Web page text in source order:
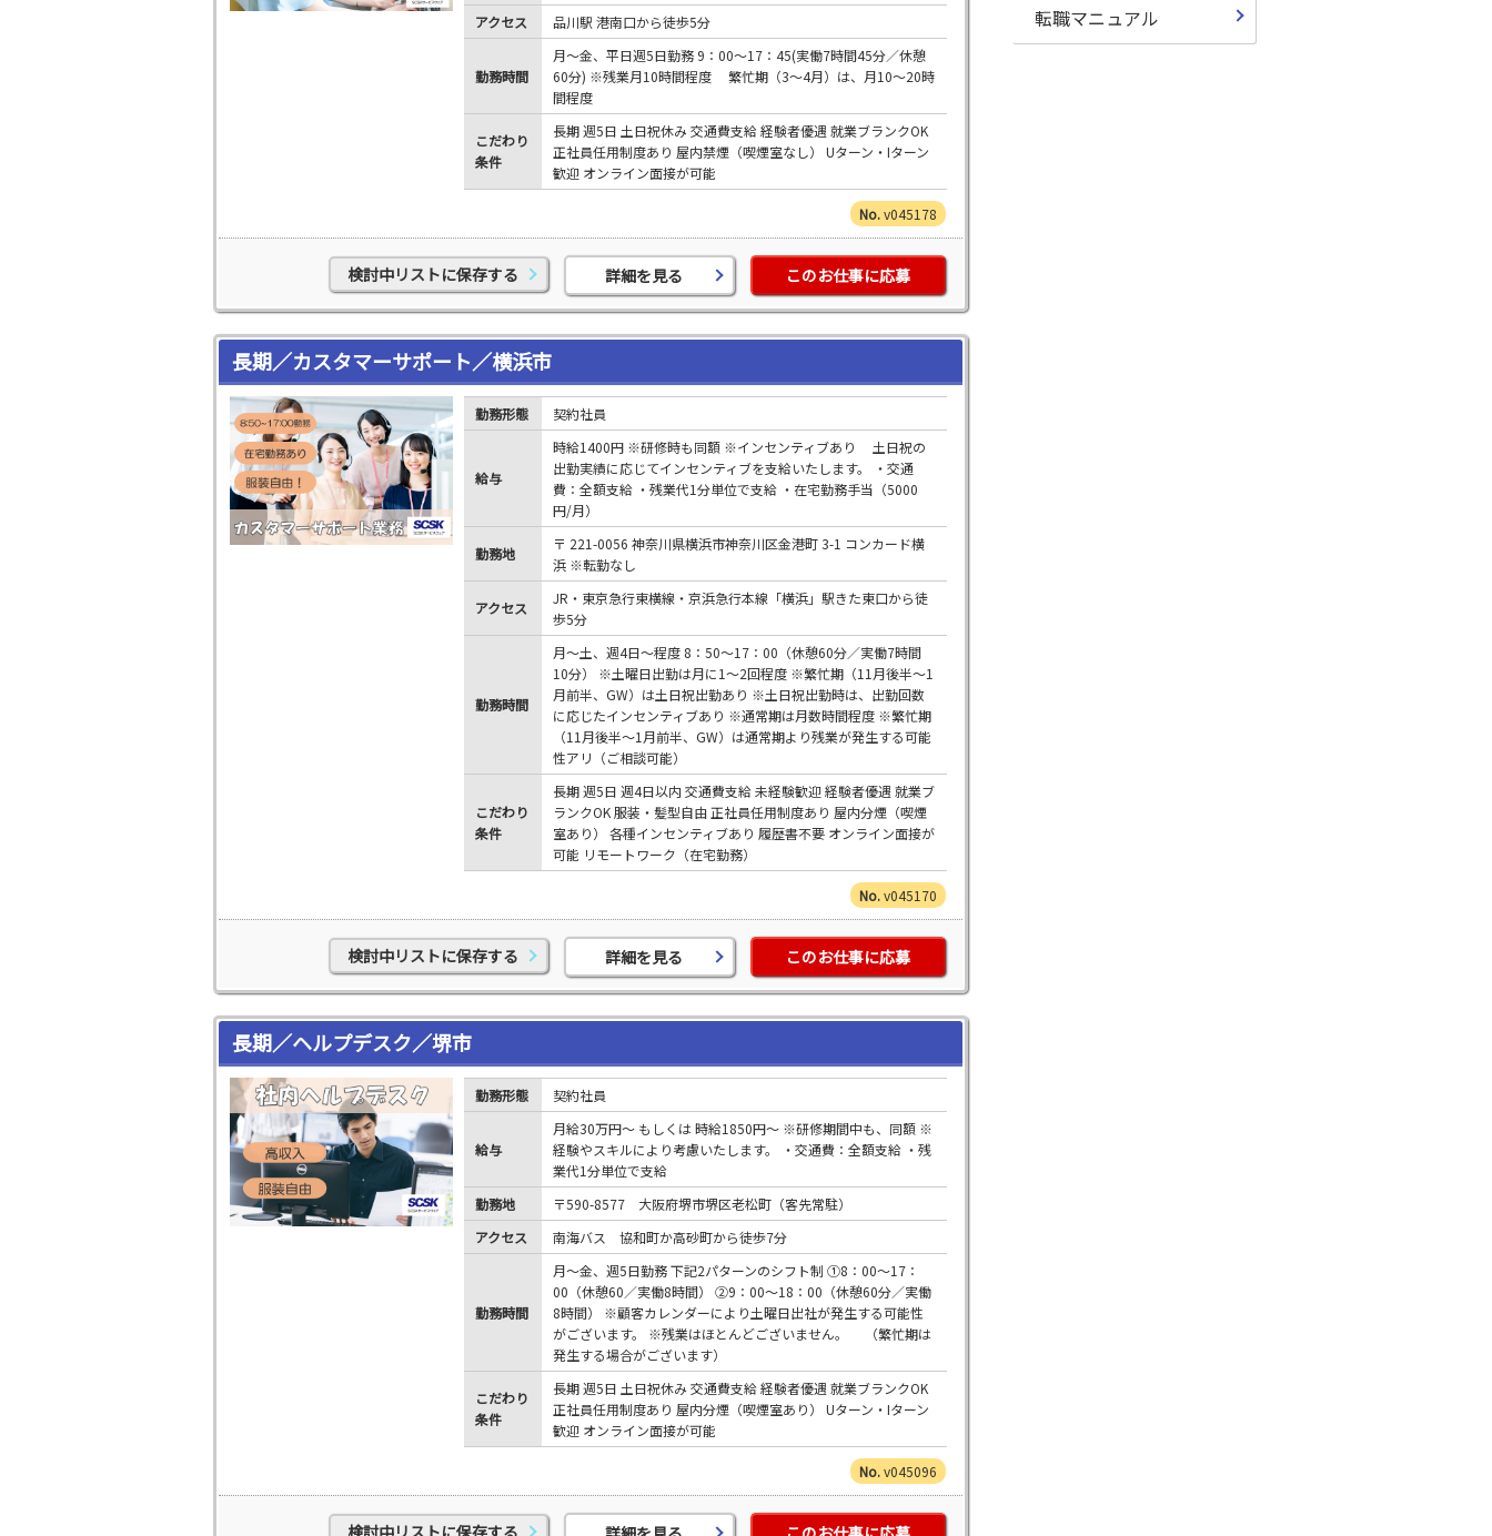
アクセス
品川駅 港南口から徒歩5分
勤務時間
月～金、平日週5日勤務 9：00～17：45(実働7時間45分／休憩
60分) ※残業月10時間程度 繁忙期（3～4月）は、月10～20時
間程度
こだわり
条件
長期 週5日 土日祝休み 交通費支給 経験者優遇 就業ブランクOK
正社員任用制度あり 屋内禁煙（喫煙室なし） Uターン・Iターン
歓迎 オンライン面接が可能
v045178
検討中リストに保存する 詳細を見る このお仕事に応募
長期／カスタマーサポート／横浜市
勤務形態 契約社員
給与
時給1400円 ※研修時も同額 ※インセンティブあり 土日祝の
出勤実績に応じてインセンティブを支給いたします。 ・交通
費：全額支給 ・残業代1分単位で支給 ・在宅勤務手当（5000
円/月）
勤務地
〒 221-0056 神奈川県横浜市神奈川区金港町 3-1 コンカード横
浜 ※転勤なし
アクセス
JR・東京急行東横線・京浜急行本線「横浜」駅きた東口から徒
歩5分
勤務時間
月～土、週4日～程度 8：50～17：00（休憩60分／実働7時間
10分） ※土曜日出勤は月に1～2回程度 ※繁忙期（11月後半～1
月前半、GW）は土日祝出勤あり ※土日祝出勤時は、出勤回数
に応じたインセンティブあり ※通常期は月数時間程度 ※繁忙期
（11月後半～1月前半、GW）は通常期より残業が発生する可能
性アリ（ご相談可能）
こだわり
条件
長期 週5日 週4日以内 交通費支給 未経験歓迎 経験者優遇 就業ブ
ランクOK 服装・髪型自由 正社員任用制度あり 屋内分煙（喫煙
室あり） 各種インセンティブあり 履歴書不要 オンライン面接が
可能 リモートワーク（在宅勤務）
v045170
検討中リストに保存する 詳細を見る このお仕事に応募
長期／ヘルプデスク／堺市
勤務形態 契約社員
給与
月給30万円～ もしくは 時給1850円～ ※研修期間中も、同額 ※
経験やスキルにより考慮いたします。 ・交通費：全額支給 ・残
業代1分単位で支給
勤務地
〒590-8577 大阪府堺市堺区老松町（客先常駐）
アクセス
南海バス 協和町か高砂町から徒歩7分
勤務時間
月～金、週5日勤務 下記2パターンのシフト制 ①8：00～17：
00（休憩60／実働8時間） ②9：00～18：00（休憩60分／実働
8時間） ※顧客カレンダーにより土曜日出社が発生する可能性
がございます。 ※残業はほとんどございません。 （繁忙期は
発生する場合がございます）
こだわり
条件
長期 週5日 土日祝休み 交通費支給 経験者優遇 就業ブランクOK
正社員任用制度あり 屋内分煙（喫煙室あり） Uターン・Iターン
歓迎 オンライン面接が可能
v045096
検討中リストに保存する
転職マニュアル